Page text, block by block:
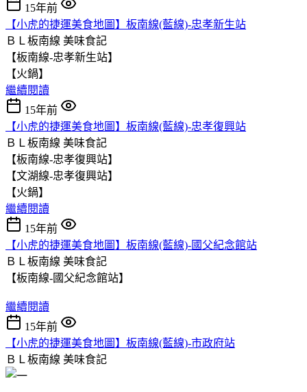
15年前
【小虎的捷運美食地圖】板南線(藍線)-忠孝新生站
ＢＬ板南線 美味食記
【板南線-忠孝新生站】
【火鍋】
繼續閱讀
15年前
【小虎的捷運美食地圖】板南線(藍線)-忠孝復興站
ＢＬ板南線 美味食記
【板南線-忠孝復興站】
【文湖線-忠孝復興站】
【火鍋】
繼續閱讀
15年前
【小虎的捷運美食地圖】板南線(藍線)-國父紀念館站
ＢＬ板南線 美味食記
【板南線-國父紀念館站】
繼續閱讀
15年前
【小虎的捷運美食地圖】板南線(藍線)-市政府站
ＢＬ板南線 美味食記